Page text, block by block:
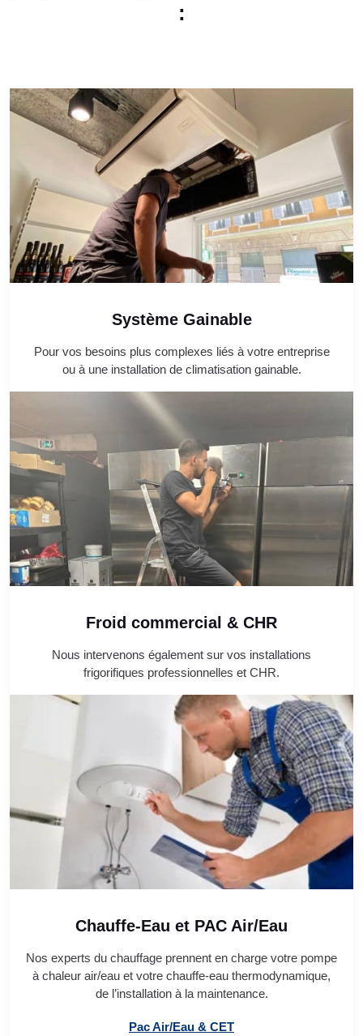
:
Système Gainable
Pour vos besoins plus complexes liés à votre entreprise
ou à une installation de climatisation gainable.
Froid commercial & CHR
Nous intervenons également sur vos installations
frigorifiques professionnelles et CHR.
Chauffe-Eau et PAC Air/Eau
Nos experts du chauffage prennent en charge votre pompe
à chaleur air/eau et votre chauffe-eau thermodynamique,
de l’installation à la maintenance.
Pac Air/Eau & CET